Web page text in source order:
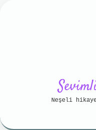
Neşeli